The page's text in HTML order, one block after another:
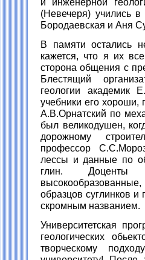
(Невечеря) учились
Бородаевская и Аня
В памяти остались
кажется, что я их
сторона общения с
Блестящий
геологии академик
учебники его хороши,
А.В.Орнатский по
был великодушен,
дорожному
профессор
лессы и данные по
глин. Доценты
образцов суглинков и
скромным названием.
Университетская
геологических
творческому